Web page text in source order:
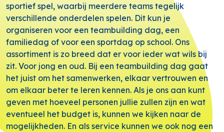
sportief spel, waarbij meerdere teams tegelijk
verschillende onderdelen spelen. Dit kun je
organiseren voor een teambuilding dag, een
familiedag of voor een sportdag op school. Ons
assortiment is zo breed dat er voor ieder wat wils bij
zit. Voor jong en oud. Bij een teambuilding dag gaat
het juist om het samenwerken, elkaar vertrouwen en
om elkaar beter te leren kennen. Als je ons aan kunt
geven met hoeveel personen jullie zullen zijn en wat
eventueel het budget is, kunnen we kijken naar de
mogelijkheden. En als service kunnen we ook nog een